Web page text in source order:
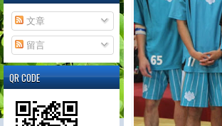
文章
留言
QR CODE